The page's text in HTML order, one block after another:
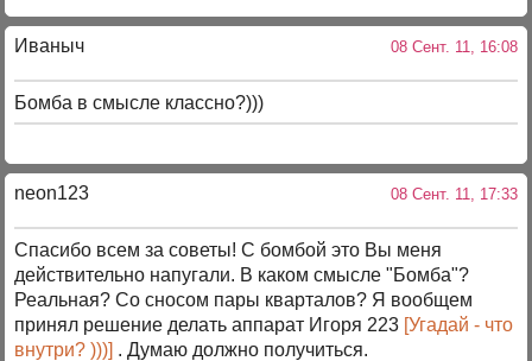
Иваныч 08 Сент. 11, 16:08
Бомба в смысле классно?)))
neon123 08 Сент. 11, 17:33
Спасибо всем за советы! С бомбой это Вы меня
действительно напугали. В каком смысле "Бомба"?
Реальная? Со сносом пары кварталов? Я вообщем
принял решение делать аппарат Игоря 223 [Угадай - что
внутри? )))] . Думаю должно получиться.